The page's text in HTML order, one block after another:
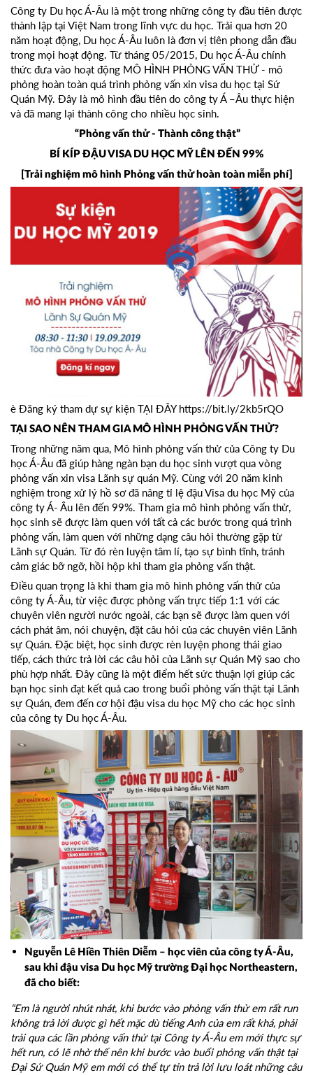
Công ty Du học Á-Âu là một trong những công ty đầu tiên được
thành lập tại Việt Nam trong lĩnh vực du học. Trải qua hơn 20
năm hoạt động, Du học Á-Âu luôn là đơn vị tiên phong dẫn đầu
trong mọi hoạt động. Từ tháng 05/2015, Du học Á-Âu chính
thức đưa vào hoạt động MÔ HÌNH PHỎNG VẤN THỬ - mô
phỏng hoàn toàn quá trình phỏng vấn xin visa du học tại Sứ
Quán Mỹ. Đây là mô hình đầu tiên do công ty Á –Âu thực hiện
và đã mang lại thành công cho nhiều học sinh.
“Phỏng vấn thử - Thành công thật”
BÍ KÍP ĐẬU VISA DU HỌC MỸ LÊN ĐẾN 99%
[Trải nghiệm mô hình Phỏng vấn thử hoàn toàn miễn phí]
è Đăng ký tham dự sự kiện TẠI ĐÂYhttps://bit.ly/2kb5rQO
TẠI SAO NÊN THAM GIA MÔ HÌNH PHỎNG VẤN THỬ?
Trong những năm qua, Mô hình phỏng vấn thử của Công ty Du
học Á-Âu đã giúp hàng ngàn bạn du học sinh vượt qua vòng
phỏng vấn xin visa Lãnh sự quán Mỹ. Cùng với 20 năm kinh
nghiệm trong xử lý hồ sơ đã nâng tỉ lệ đậu Visa du học Mỹ của
công ty Á- Âu lên đến 99%. Tham gia mô hình phỏng vấn thử,
học sinh sẽ được làm quen với tất cả các bước trong quá trình
phỏng vấn, làm quen với những dạng câu hỏi thường gặp từ
Lãnh sự Quán. Từ đó rèn luyện tâm lí, tạo sự bình tĩnh, tránh
cảm giác bỡ ngỡ, hồi hộp khi tham gia phỏng vấn thật.
Điều quan trọng là khi tham gia mô hình phỏng vấn thử của
công ty Á-Âu, từ việc được phỏng vấn trực tiếp 1:1 với các
chuyên viên người nước ngoài, các bạn sẽ được làm quen với
cách phát âm, nói chuyện, đặt câu hỏi của các chuyên viên Lãnh
sự Quán. Đặc biệt, học sinh được rèn luyện phong thái giao
tiếp, cách thức trả lời các câu hỏi của Lãnh sự Quán Mỹ sao cho
phù hợp nhất. Đây cũng là một điểm hết sức thuận lợi giúp các
bạn học sinh đạt kết quả cao trong buổi phỏng vấn thật tại Lãnh
sự Quán, đem đến cơ hội đậu visa du học Mỹ cho các học sinh
của công ty Du học Á-Âu.
Nguyễn Lê Hiền Thiên Diễm – học viên của công ty Á-Âu,
sau khi đậu visa Du học Mỹ trường Đại học Northeastern,
đã cho biết:
“Em là người nhút nhát, khi bước vào phỏng vấn thử em rất run
không trả lời được gì hết mặc dù tiếng Anh của em rất khá, phải
trải qua các lần phỏng vấn thử tại Công ty Á-Âu em mới thực sự
hết run, có lẽ nhờ thế nên khi bước vào buổi phỏng vấn thật tại
Đại Sứ Quán Mỹ em mới có thể tự tin trả lời lưu loát những câu